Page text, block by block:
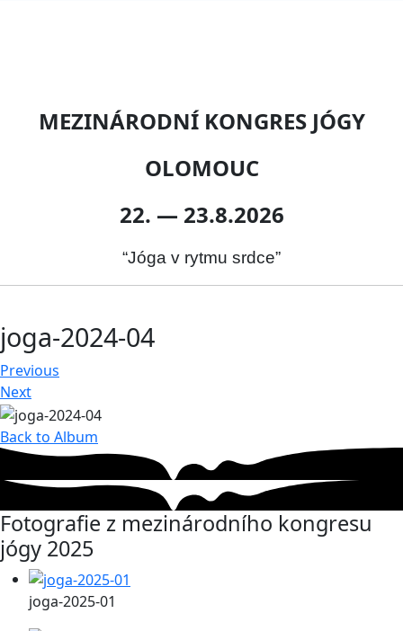
MEZINÁRODNÍ KONGRES JÓGY
OLOMOUC
22. — 23.8.2026
“Jóga v rytmu srdce”
joga-2024-04
Previous
Next
Back to Album
Fotografie z mezinárodního kongresu
jógy 2025
joga-2025-01